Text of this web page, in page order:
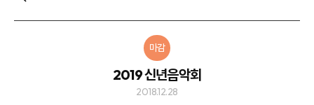
마감
2019 신년음악회
2018.12.28